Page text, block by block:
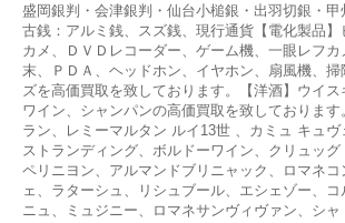
盛岡銀判・会津銀判・仙台小槌銀・出羽切銀・
古銭：アルミ銭、スズ銭、現行通貨【電化製品
カメ、ＤＶＤレコーダー、ゲーム機、一眼レフ
末、ＰＤＡ、ヘッドホン、イヤホン、扇風機、
ズを高価買取を致しております。【洋酒】ウイス
ワイン、シャンパンの高価買取を致しておりま
ラン、レミーマルタン ルイ13世 、カミュ キュ
ストランディング、ボルドーワイン、クリュッ
ペリニヨン、アルマンドブリニャック、ロマネ
ェ、ラターシュ、リシュブール、エシェゾー、
ニュ、ミュジニー、ロマネサンヴィヴァン、シ